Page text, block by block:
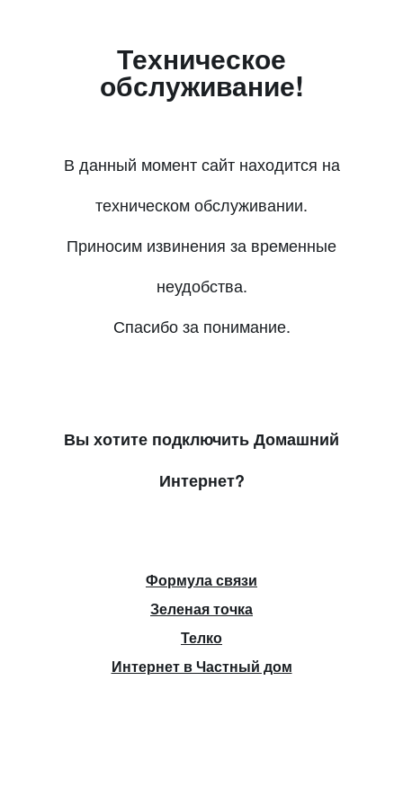
Техническое
обслуживание!
В данный момент сайт находится на
техническом обслуживании.
Приносим извинения за временные
неудобства.
Спасибо за понимание.
Вы хотите подключить Домашний
Интернет?
Формула связи
Зеленая точка
Телко
Интернет в Частный дом